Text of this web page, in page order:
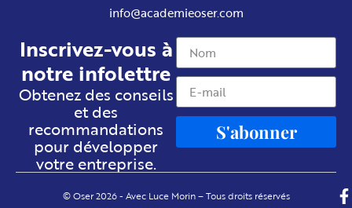
info@academieoser.com
Inscrivez-vous à
notre infolettre
Obtenez des conseils
et des
recommandations
pour développer
votre entreprise.
S'abonner
© Oser 2026 - Avec Luce Morin – Tous droits réservés